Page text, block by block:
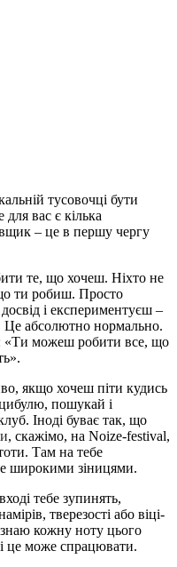
тусовочці бути
вас є кілька
– це в першу чергу
те, що хочеш. Ніхто не
ти робиш. Просто
і експериментуєш –
абсолютно нормально.
«Ти можеш робити все, що
якщо хочеш піти кудись
пошукай і
Іноді буває так, що
, скажімо, на Noize-festival,
Там на тебе
широкими зіницями.
тебе зупинять,
тверезості або віці-
кожну ноту цього
це може спрацювати.